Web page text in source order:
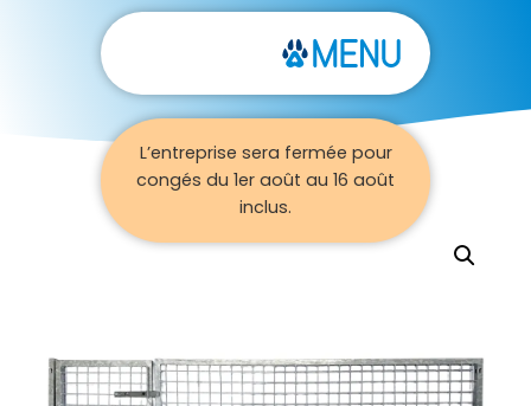
L’entreprise sera fermée pour
congés du 1er août au 16 août
inclus.